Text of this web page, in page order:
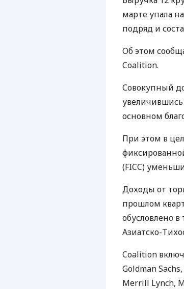
марте упала
подряд и
Об этом
Coalition.
Совокупный
основном
При этом в
(FICC)
Доходы от
прошлом
обусловлено
Азиатско-
Coalition
Goldman Sachs,
Merrill Lynch,